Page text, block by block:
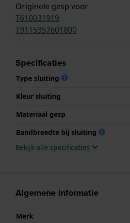
Originele gesp voor
T610031919
T9115357601800
Specificaties
Type sluiting
Kleur sluiting
Materiaal gesp
Bandbreedte bij sluiting
Bekijk alle specificaties
Algemene informatie
Merk